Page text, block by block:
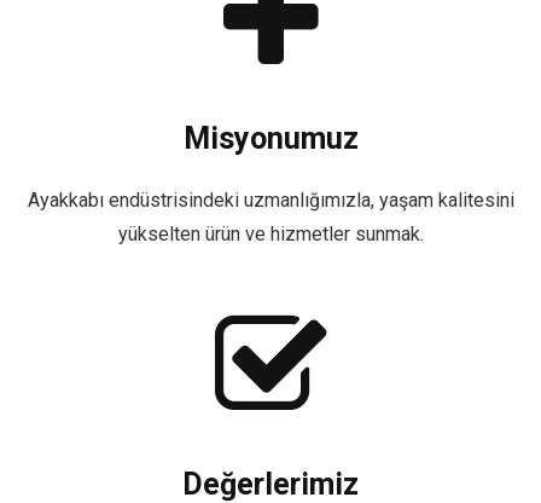
Misyonumuz
Ayakkabı endüstrisindeki uzmanlığımızla, yaşam kalitesini
yükselten ürün ve hizmetler sunmak.
Değerlerimiz